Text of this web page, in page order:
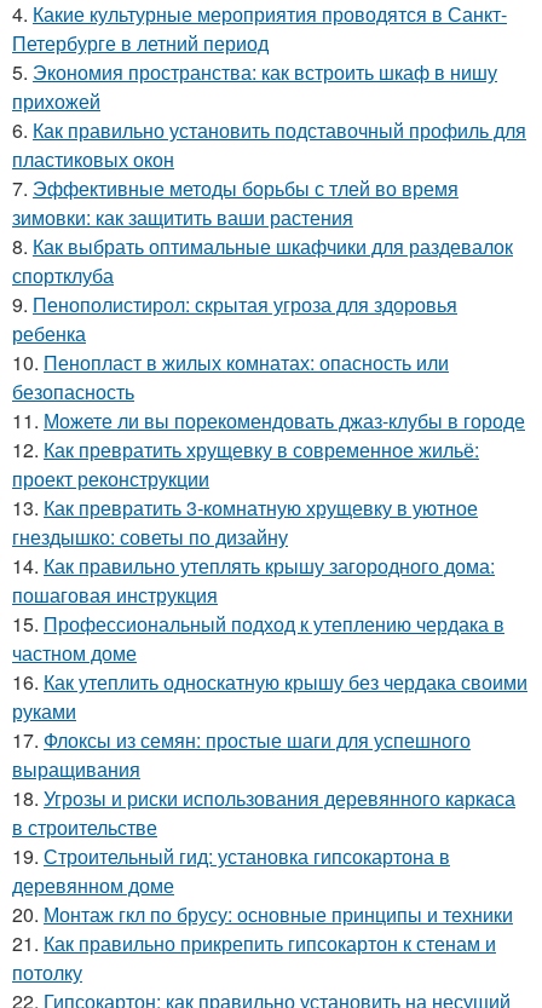
4. Какие культурные мероприятия проводятся в Санкт-
Петербурге в летний период
5. Экономия пространства: как встроить шкаф в нишу
прихожей
6. Как правильно установить подставочный профиль для
пластиковых окон
7. Эффективные методы борьбы с тлей во время
зимовки: как защитить ваши растения
8. Как выбрать оптимальные шкафчики для раздевалок
спортклуба
9. Пенополистирол: скрытая угроза для здоровья
ребенка
10. Пенопласт в жилых комнатах: опасность или
безопасность
11. Можете ли вы порекомендовать джаз-клубы в городе
12. Как превратить хрущевку в современное жильё:
проект реконструкции
13. Как превратить 3-комнатную хрущевку в уютное
гнездышко: советы по дизайну
14. Как правильно утеплять крышу загородного дома:
пошаговая инструкция
15. Профессиональный подход к утеплению чердака в
частном доме
16. Как утеплить односкатную крышу без чердака своими
руками
17. Флоксы из семян: простые шаги для успешного
выращивания
18. Угрозы и риски использования деревянного каркаса
в строительстве
19. Строительный гид: установка гипсокартона в
деревянном доме
20. Монтаж гкл по брусу: основные принципы и техники
21. Как правильно прикрепить гипсокартон к стенам и
потолку
22. Гипсокартон: как правильно установить на несущий